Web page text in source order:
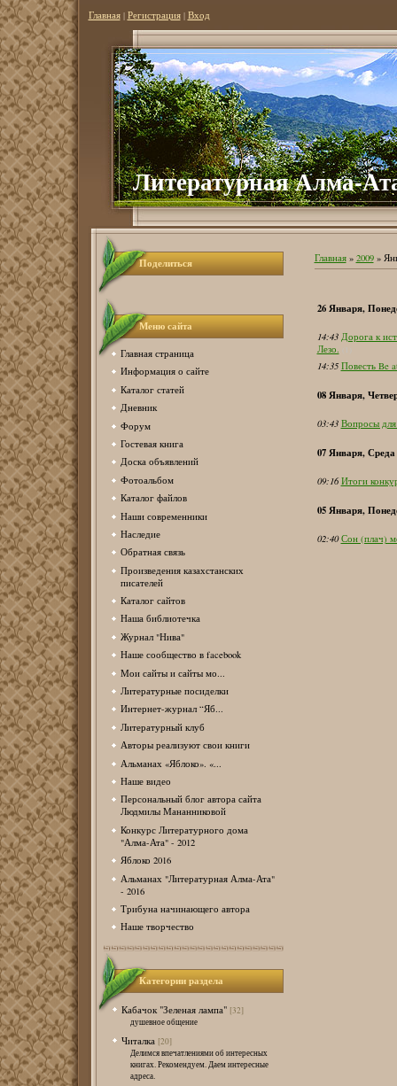
Главная| Регистрация| Вход
Литературная Алма-
Поделиться
Меню сайта
Главная страница
Информация о сайте
Каталог статей
Дневник
Форум
Гостевая книга
Доска объявлений
Фотоальбом
Каталог файлов
Наши современники
Наследие
Обратная связь
Произведения казахстанских
писателей
Каталог сайтов
Наша библиотечка
Журнал "Нива"
Наше сообщество в facebook
Мои сайты и сайты мо...
Литературные посиделки
Интернет-журнал “Яб...
Литературный клуб
Авторы реализуют свои книги
Альманах «Яблоко». «...
Наше видео
Персональный блог автора сайта
Людмилы Мананниковой
Конкурс Литературного дома
"Алма-Ата" - 2012
Яблоко 2016
Альманах "Литературная Алма-Ата"
- 2016
Трибуна начинающего автора
Наше творчество
Категории раздела
Кабачок "Зеленая лампа" [32]
душевное общение
Читалка [20]
Делимся впечатлениями об интересных
книгах. Рекомендуем. Даем интересные
адреса.
Главная» 2009 »
26 Января,
14:43 Дорога к
Лезо.
14:35 Повесть Be
08 Января,
03:43 Вопросы
07 Января, Среда
09:16 Итоги
05 Января,
02:40 Сон (плач)